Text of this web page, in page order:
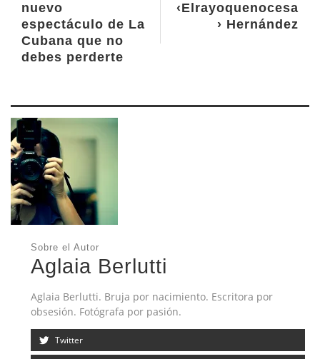
‹Elrayoquenocesa
› Hernández
nuevo
espectáculo de La
Cubana que no
debes perderte
Sobre el Autor
Aglaia Berlutti
Aglaia Berlutti. Bruja por nacimiento. Escritora por
obsesión. Fotógrafa por pasión.
Twitter